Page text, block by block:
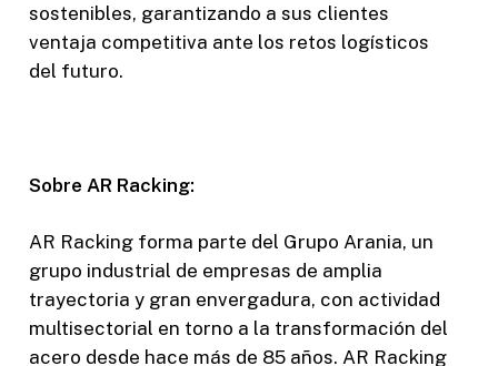
sostenibles, garantizando a sus clientes
ventaja competitiva ante los retos logísticos
del futuro.
Sobre AR Racking:
AR Racking forma parte del Grupo Arania, un
grupo industrial de empresas de amplia
trayectoria y gran envergadura, con actividad
multisectorial en torno a la transformación del
acero desde hace más de 85 años. AR Racking